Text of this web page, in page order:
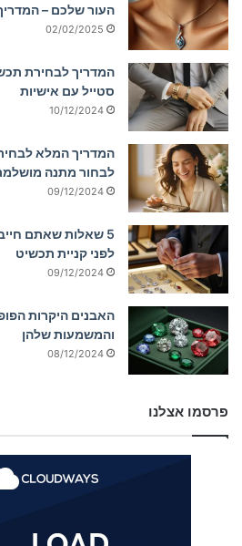
העור שלכם –
02/02/2025
המדריך לבחירת
סטייל עם אישיות
10/12/2024
המדריך המלא
לבחור מתנה
09/12/2024
5 שאלות שאתם
לפני קניית תכשיט
09/12/2024
האבנים היקרות
והמשמעות שלהן
08/12/2024
פרסמו אצלנו